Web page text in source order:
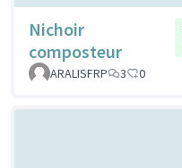
Nichoir
composteur
ARALISFRP
3 0